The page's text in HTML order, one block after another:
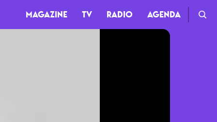
MAGAZINE TV RADIO AGENDA